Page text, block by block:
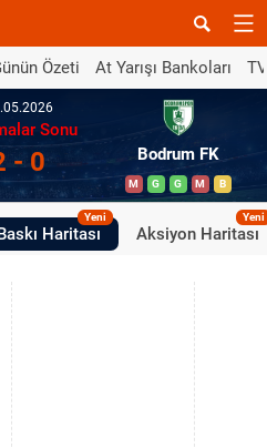
Özeti At Yarışı Bankoları
Sonu
- 0 Bodrum FK
M G G M B
Haritası
Yeni
Aksiyon Haritası
Yeni